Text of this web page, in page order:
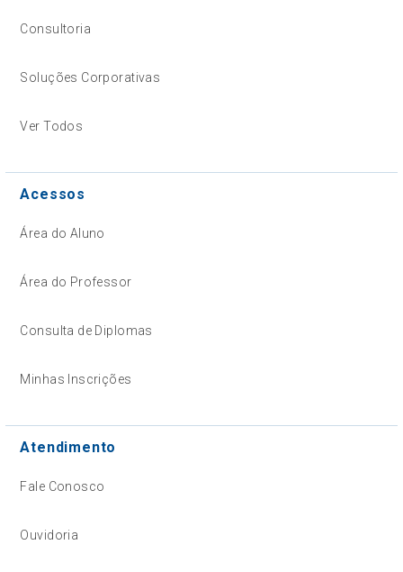
Consultoria
Soluções Corporativas
Ver Todos
Acessos
Área do Aluno
Área do Professor
Consulta de Diplomas
Minhas Inscrições
Atendimento
Fale Conosco
Ouvidoria